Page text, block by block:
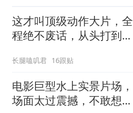
这才叫顶级动作大片，全
程绝不废话，从头打到
长腿嗑叽君 16跟贴
电影巨型水上实景片场，
场面太过震撼，不敢想象